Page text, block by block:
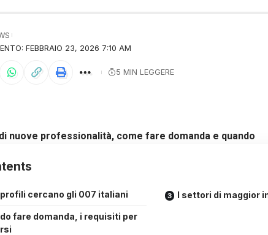
FEBBRAIO 23, 2026 7:10 AM
5 MIN LEGGERE
nuove professionalità, come fare domanda e quando
profili cercano gli 007 italiani
fare domanda, i requisiti per
I settori di maggior